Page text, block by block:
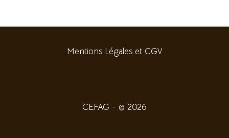
Mentions Légales et CGV
CEFAG - © 2026